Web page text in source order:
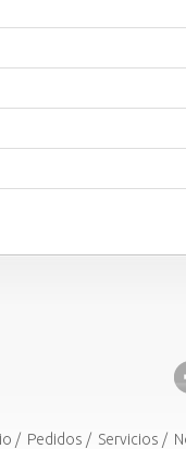
/ Pedidos / Servicios /